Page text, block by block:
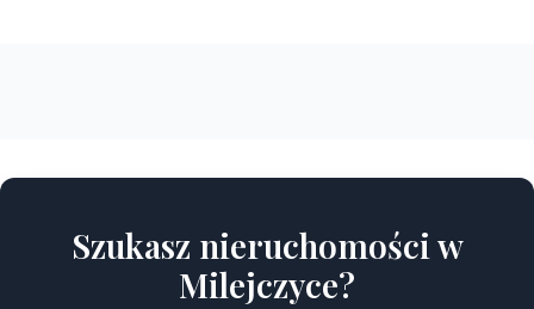
Szukasz nieruchomości w
Milejczyce?